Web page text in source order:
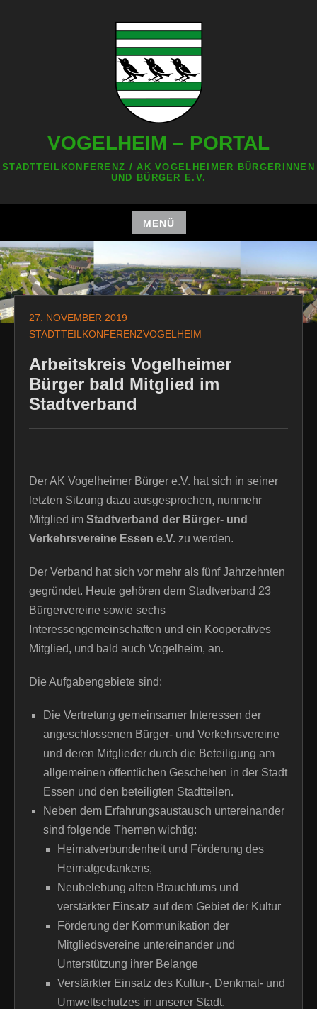
VOGELHEIM – PORTAL
STADTTEILKONFERENZ / AK VOGELHEIMER BÜRGERINNEN
UND BÜRGER E.V.
MENÜ
Zum
Inhalt
springen
27. NOVEMBER 2019
STADTTEILKONFERENZVOGELHEIM
Arbeitskreis Vogelheimer
Bürger bald Mitglied im
Stadtverband
Der AK Vogelheimer Bürger e.V. hat sich in seiner
letzten Sitzung dazu ausgesprochen, nunmehr
Mitglied im Stadtverband der Bürger- und
Verkehrsvereine Essen e.V. zu werden.
Der Verband hat sich vor mehr als fünf Jahrzehnten
gegründet. Heute gehören dem Stadtverband 23
Bürgervereine sowie sechs
Interessengemeinschaften und ein Kooperatives
Mitglied, und bald auch Vogelheim, an.
Die Aufgabengebiete sind:
Die Vertretung gemeinsamer Interessen der
angeschlossenen Bürger- und Verkehrsvereine
und deren Mitglieder durch die Beteiligung am
allgemeinen öffentlichen Geschehen in der Stadt
Essen und den beteiligten Stadtteilen.
Neben dem Erfahrungsaustausch untereinander
sind folgende Themen wichtig:
Heimatverbundenheit und Förderung des
Heimatgedankens,
Neubelebung alten Brauchtums und
verstärkter Einsatz auf dem Gebiet der Kultur
Förderung der Kommunikation der
Mitgliedsvereine untereinander und
Unterstützung ihrer Belange
Verstärkter Einsatz des Kultur-, Denkmal- und
Umweltschutzes in unserer Stadt.